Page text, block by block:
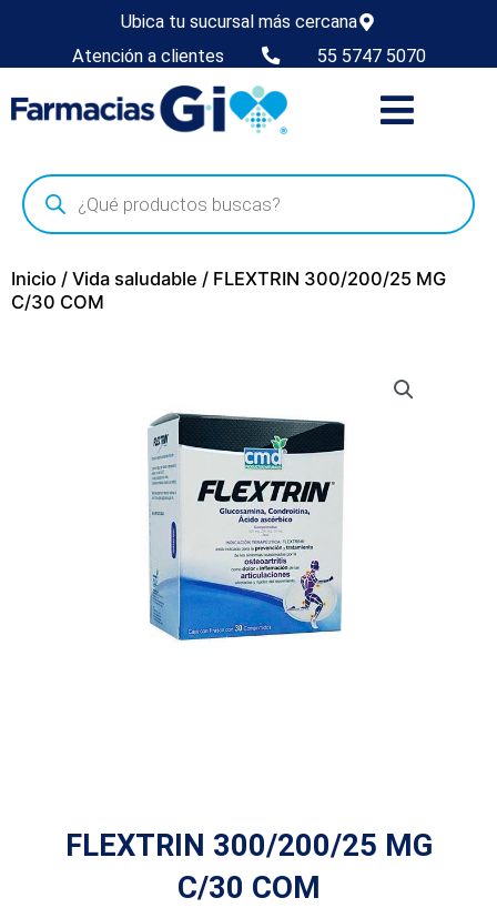
Ubica tu sucursal más cercana
Atención a clientes
55 5747 5070
Inicio / Vida saludable / FLEXTRIN 300/200/25 MG
C/30 COM
FLEXTRIN 300/200/25 MG
C/30 COM